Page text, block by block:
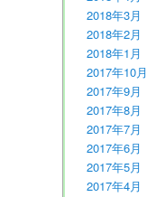
2018年3月
2018年2月
2018年1月
2017年10月
2017年9月
2017年8月
2017年7月
2017年6月
2017年5月
2017年4月